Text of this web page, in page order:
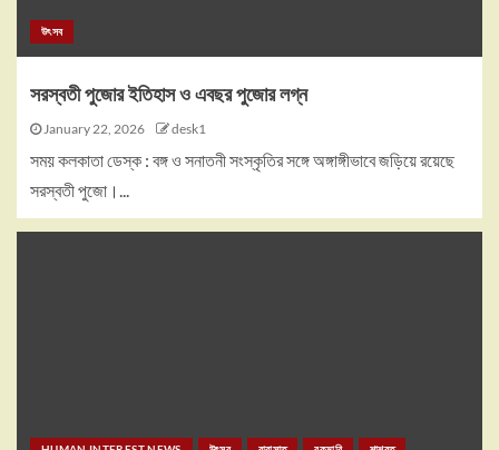
উৎসব
সরস্বতী পুজোর ইতিহাস ও এবছর পুজোর লগ্ন
January 22, 2026 desk1
সময় কলকাতা ডেস্ক : বঙ্গ ও সনাতনী সংস্কৃতির সঙ্গে অঙ্গাঙ্গীভাবে জড়িয়ে রয়েছে
সরস্বতী পুজো।...